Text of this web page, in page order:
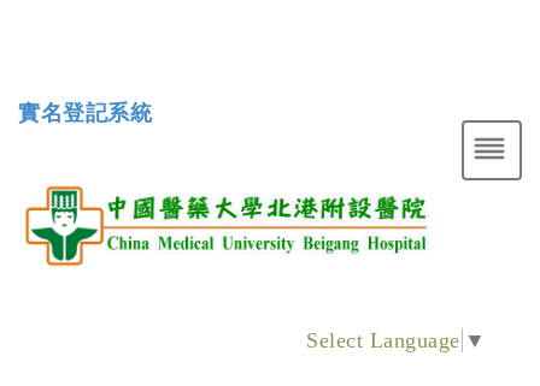
實名登記系統
Select Language ▼